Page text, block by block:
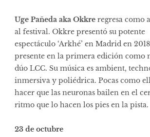
Uge Pañeda aka Okkre regresa como
al festival. Okkre presentó su potente
espectáculo ‘Arkhé’ en Madrid en
presente en la primera edición como
dúo LCC. Su música es ambient,
inmersiva y poliédrica. Pocas como
hacer que las neuronas bailen en el
ritmo que lo hacen los pies en la pista.
23 de octubre